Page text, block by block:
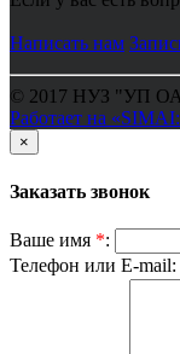
Написать нам
© 2017 НУЗ "УП
Работает на
×
Заказать звонок
Ваше имя *:
Телефон или E-mail: